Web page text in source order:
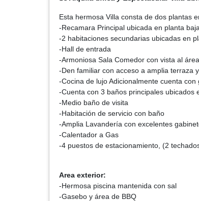
Esta hermosa Villa consta de dos plantas
-Recamara Principal ubicada en planta
-2 habitaciones secundarias ubicadas en
-Hall de entrada
-Armoniosa Sala Comedor con vista al
-Den familiar con acceso a amplia terraza
-Cocina de lujo Adicionalmente cuenta
-Cuenta con 3 baños principales ubicados
-Medio baño de visita
-Habitación de servicio con baño
-Amplia Lavandería con excelentes
-Calentador a Gas
-4 puestos de estacionamiento, (2
Area exterior:
-Hermosa piscina mantenida con sal
-Gasebo y área de BBQ